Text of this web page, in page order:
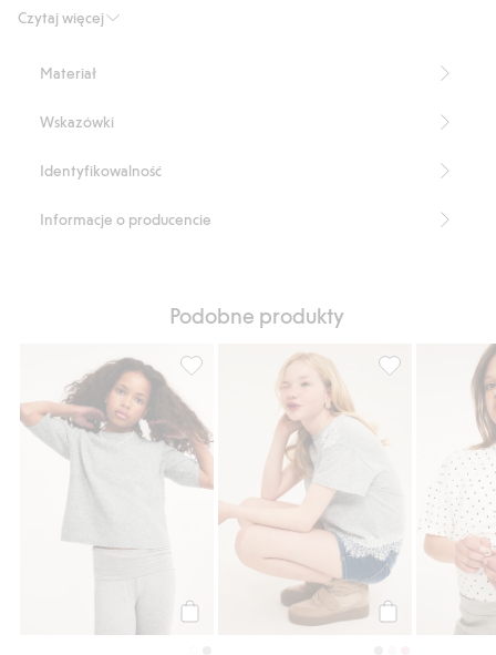
Czytaj więcej
Numer artykułu
Materiał
Wskazówki
Identyfikowalność
Informacje o producencie
Podobne produkty
T-shirt z dzianiny, Dodaj do listy ulubione
T-shirt z